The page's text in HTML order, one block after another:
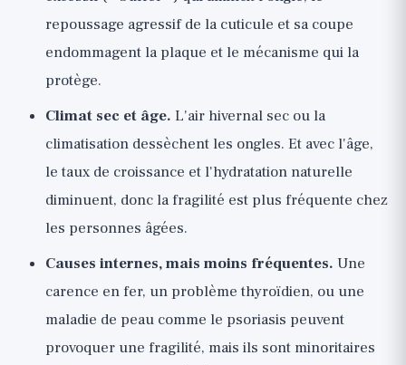
repoussage agressif de la cuticule et sa coupe
endommagent la plaque et le mécanisme qui la
protège.
Climat sec et âge. L'air hivernal sec ou la
climatisation dessèchent les ongles. Et avec l'âge,
le taux de croissance et l'hydratation naturelle
diminuent, donc la fragilité est plus fréquente chez
les personnes âgées.
Causes internes, mais moins fréquentes. Une
carence en fer, un problème thyroïdien, ou une
maladie de peau comme le psoriasis peuvent
provoquer une fragilité, mais ils sont minoritaires